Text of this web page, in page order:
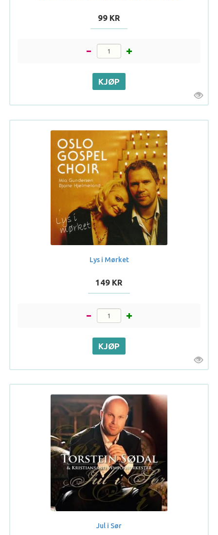
99 KR
Lys i Mørket
149 KR
Jul i Sør